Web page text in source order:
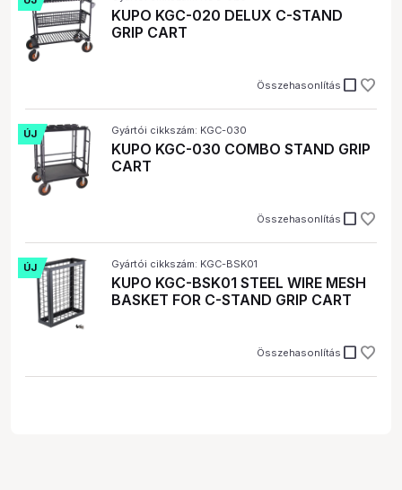
KUPO KGC-020 DELUX C-STAND
GRIP CART
Összehasonlítás check_box_outline_blank
ÚJ Gyártói cikkszám: KGC-030
KUPO KGC-030 COMBO STAND GRIP
CART
Összehasonlítás check_box_outline_blank
ÚJ Gyártói cikkszám: KGC-BSK01
KUPO KGC-BSK01 STEEL WIRE MESH
BASKET FOR C-STAND GRIP CART
Összehasonlítás check_box_outline_blank